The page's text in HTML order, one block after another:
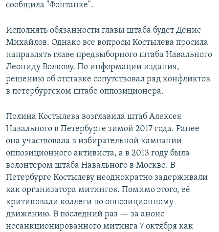
сообщила "Фонтанке".
Исполнять обязанности главы штаба будет Денис
Михайлов. Однако все вопросы Костылева просила
направлять главе предвыборного штаба Навального
Леониду Волкову. По информации издания,
решению об отставке сопутствовал ряд конфликтов
в петербургском штабе оппозиционера.
Полина Костылева возглавила штаб Алексея
Навального в Петербурге зимой 2017 года. Ранее
она участвовала в избирательной кампании
оппозиционного активиста, а в 2013 году была
волонтером штаба Навального в Москве. В
Петербурге Костылеву неоднократно задерживали
как организатора митингов. Помимо этого, её
критиковали коллеги по оппозиционному
движению. В последний раз — за анонс
несанкционированного митинга 7 октября как